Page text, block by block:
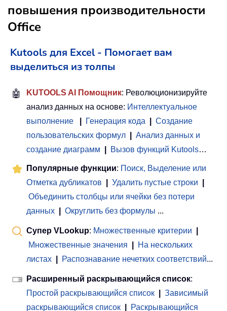
повышения производительности
Office
Kutools для Excel - Помогает вам
выделиться из толпы
🤖 KUTOOLS AI Помощник: Революционизируйте
анализ данных на основе: Интеллектуальное
выполнение
Генерация кода
Создание
пользовательских формул
Анализ данных и
создание диаграмм
Вызов функций Kutools…
Популярные функции: Поиск, Выделение или
Отметка дубликатов
Удалить пустые строки
Объединить столбцы или ячейки без потери
данных
Округлить без формулы ...
Супер VLookup: Множественные критерии
Множественные значения
На нескольких
листах
Распознавание нечетких соответствий...
Расширенный раскрывающийся список:
Простой раскрывающийся список
Зависимый
раскрывающийся список
Раскрывающийся